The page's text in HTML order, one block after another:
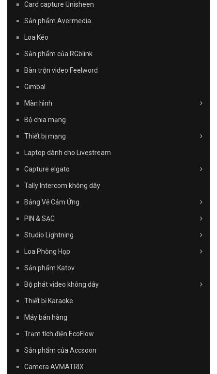
Card capture Unisheen
Sản phẩm Avermedia
Loa Kéo
Sản phẩm của RGblink
Bàn trộn video Feelword
Gimbal
Màn hình
Bộ chia mạng
Thiết bị mạng
Laptop dành cho Livestream
Capture elgato
Tally Intercom không dây
Bảng Vẽ Cảm Ứng
PIN & SẠC
Studio Lightning
Loa Phòng Họp
Sản phẩm Katov
Bộ phát video không dây
Thiết bị Karaoke
Máy bán hàng
Trạm tích điện EcoFlow
Sản phẩm của Accsoon
Camera AVMATRIX